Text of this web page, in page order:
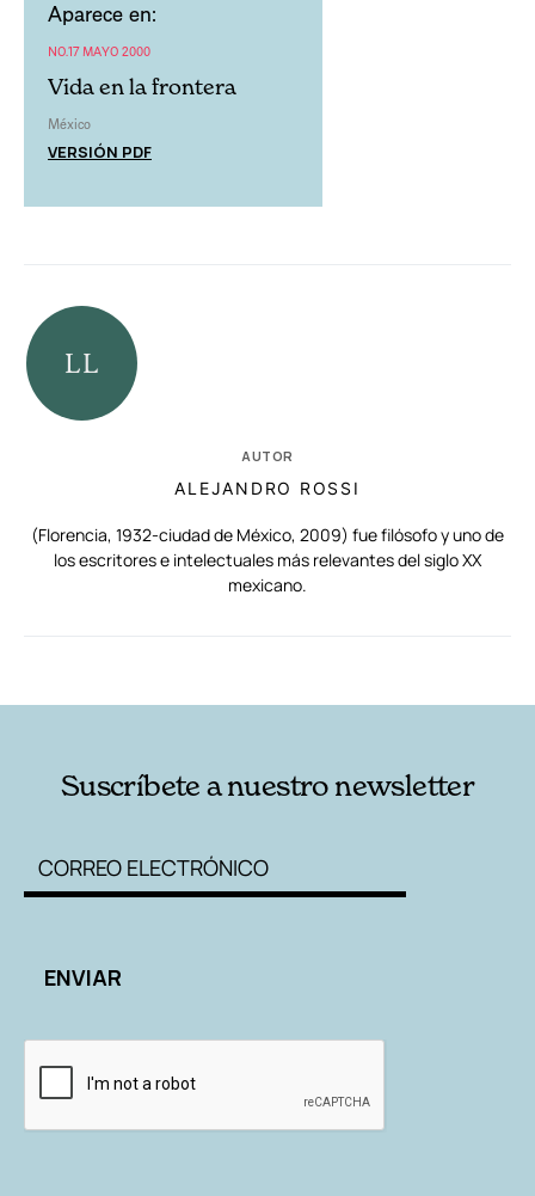
Aparece en:
NO.17 MAYO 2000
Vida en la frontera
México
VERSIÓN PDF
AUTOR
ALEJANDRO ROSSI
(Florencia, 1932-ciudad de México, 2009) fue filósofo y uno de
los escritores e intelectuales más relevantes del siglo XX
mexicano.
Suscríbete a nuestro newsletter